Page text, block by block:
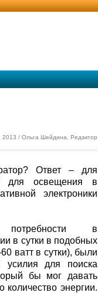
2013 / Ольга Шейдина, Редактор
Ответ – для
для освещения в
электроники
потребности в
в сутки в подобных
ватт в сутки), были
усилия для поиска
бы мог давать
количество энергии.